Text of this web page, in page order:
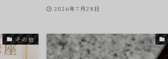
2026年7月28日
その他